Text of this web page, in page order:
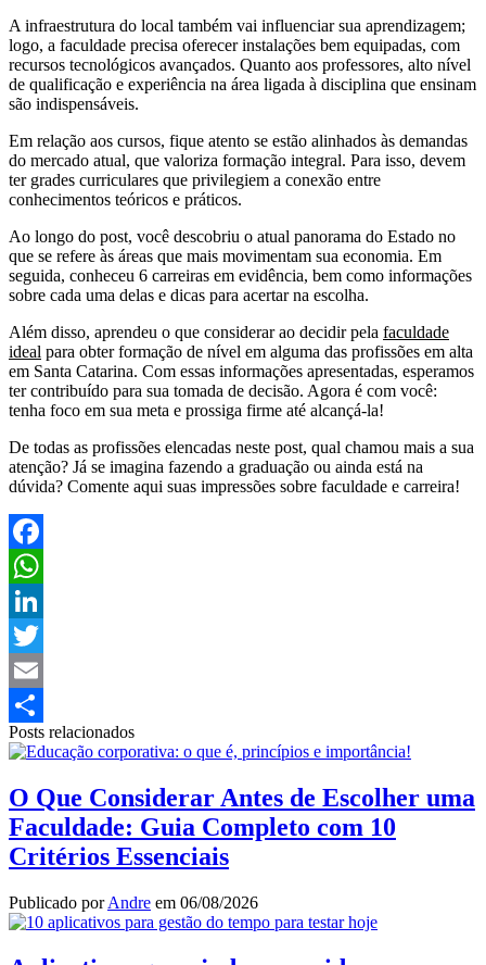
A infraestrutura do local também vai influenciar sua aprendizagem;
logo, a faculdade precisa oferecer instalações bem equipadas, com
recursos tecnológicos avançados. Quanto aos professores, alto nível
de qualificação e experiência na área ligada à disciplina que ensinam
são indispensáveis.
Em relação aos cursos, fique atento se estão alinhados às demandas
do mercado atual, que valoriza formação integral. Para isso, devem
ter grades curriculares que privilegiem a conexão entre
conhecimentos teóricos e práticos.
Ao longo do post, você descobriu o atual panorama do Estado no
que se refere às áreas que mais movimentam sua economia. Em
seguida, conheceu 6 carreiras em evidência, bem como informações
sobre cada uma delas e dicas para acertar na escolha.
Além disso, aprendeu o que considerar ao decidir pela faculdade
ideal para obter formação de nível em alguma das profissões em alta
em Santa Catarina. Com essas informações apresentadas, esperamos
ter contribuído para sua tomada de decisão. Agora é com você:
tenha foco em sua meta e prossiga firme até alcançá-la!
De todas as profissões elencadas neste post, qual chamou mais a sua
atenção? Já se imagina fazendo a graduação ou ainda está na
dúvida? Comente aqui suas impressões sobre faculdade e carreira!
Facebook
WhatsApp
LinkedIn
Twitter
Email
Share
Posts relacionados
O Que Considerar Antes de Escolher uma
Faculdade: Guia Completo com 10
Critérios Essenciais
Publicado porAndre em 06/08/2026